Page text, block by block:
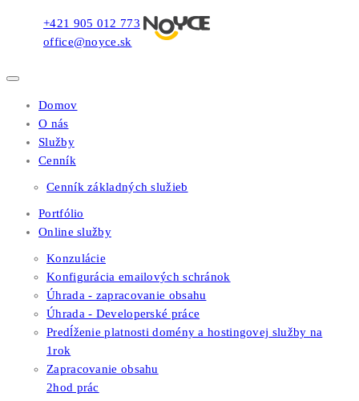
+421 905 012 773
office@noyce.sk
Domov
O nás
Služby
Cenník
Cenník základných služieb
Portfólio
Online služby
Konzulácie
Konfigurácia emailových schránok
Úhrada - zapracovanie obsahu
Úhrada - Developerské práce
Predĺženie platnosti domény a hostingovej služby na
1rok
Zapracovanie obsahu
2hod prác